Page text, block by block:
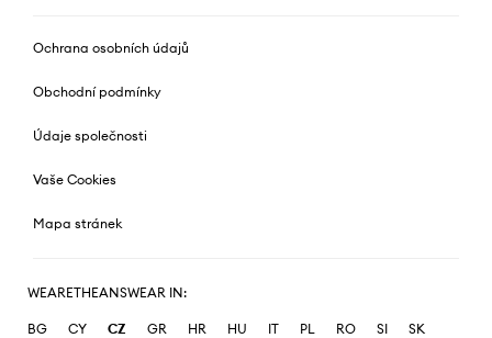
Ochrana osobních údajů
Obchodní podmínky
Údaje společnosti
Vaše Cookies
Mapa stránek
WEARETHEANSWEAR IN:
BG CY CZ GR HR HU IT PL RO SI
SK